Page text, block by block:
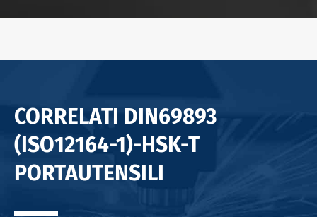
CORRELATI DIN69893
(ISO12164-1)-HSK-T
PORTAUTENSILI